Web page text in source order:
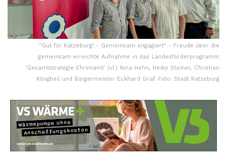
"Gut für Ratzeburg! - Gemeinsam engagiert" - Freude über die
gemeinsam erreichte Aufnahme in das Landesförderprogramm
'Gesamtstrategie Ehrenamt' (vl.) Nina Hehn, Heiko Steiner, Christian
Klingbeil und Bürgermeister Eckhard Graf. Foto: Stadt Ratzeburg